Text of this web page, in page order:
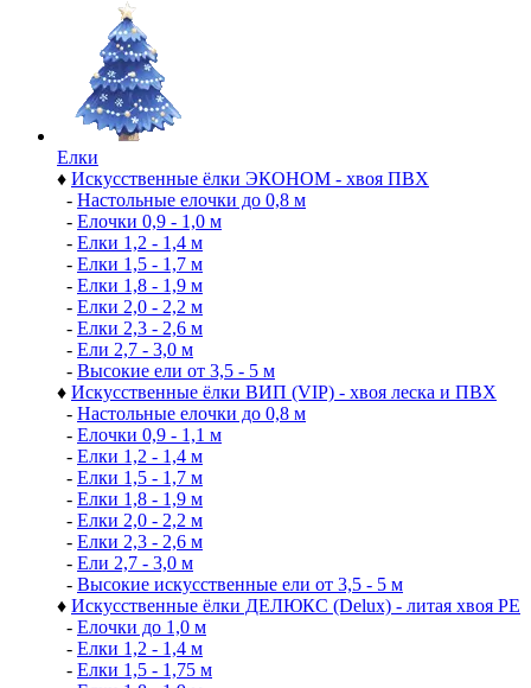
Елки
♦ Искусственные ёлки ЭКОНОМ - хвоя ПВХ
- Настольные елочки до 0,8 м
- Елочки 0,9 - 1,0 м
- Елки 1,2 - 1,4 м
- Елки 1,5 - 1,7 м
- Елки 1,8 - 1,9 м
- Елки 2,0 - 2,2 м
- Елки 2,3 - 2,6 м
- Ели 2,7 - 3,0 м
- Высокие ели от 3,5 - 5 м
♦ Искусственные ёлки ВИП (VIP) - хвоя леска и ПВХ
- Настольные елочки до 0,8 м
- Елочки 0,9 - 1,1 м
- Елки 1,2 - 1,4 м
- Елки 1,5 - 1,7 м
- Елки 1,8 - 1,9 м
- Елки 2,0 - 2,2 м
- Елки 2,3 - 2,6 м
- Ели 2,7 - 3,0 м
- Высокие искусственные ели от 3,5 - 5 м
♦ Искусственные ёлки ДЕЛЮКС (Delux) - литая хвоя РЕ
- Елочки до 1,0 м
- Елки 1,2 - 1,4 м
- Елки 1,5 - 1,75 м